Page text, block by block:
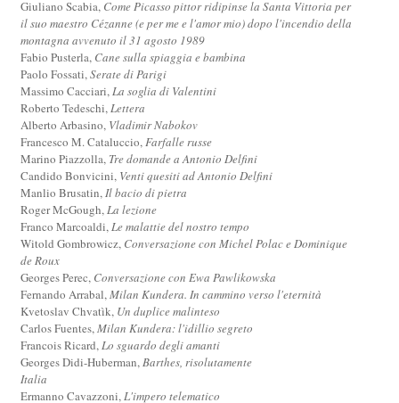
Giuliano Scabia, Come Picasso pittor ridipinse la Santa Vittoria per
il suo maestro Cézanne (e per me e l'amor mio) dopo l'incendio della
montagna avvenuto il 31 agosto 1989
Fabio Pusterla, Cane sulla spiaggia e bambina
Paolo Fossati,Serate di Parigi
Massimo Cacciari,La soglia di Valentini
Roberto Tedeschi,Lettera
Alberto Arbasino, Vladimir Nabokov
Francesco M. Cataluccio,Farfalle russe
Marino Piazzolla, Tre domande a Antonio Delfini
Candido Bonvicini, Venti quesiti ad Antonio Delfini
Manlio Brusatin,Il bacio di pietra
Roger McGough,La lezione
Franco Marcoaldi,Le malattie del nostro tempo
Witold Gombrowicz, Conversazione con Michel Polac e Dominique
de Roux
Georges Perec, Conversazione con Ewa Pawlikowska
Fernando Arrabal,Milan Kundera. In cammino verso l'eternità
Kvetoslav Chvatìk, Un duplice malinteso
Carlos Fuentes,Milan Kundera: l'idillio segreto
Francois Ricard,Lo sguardo degli amanti
Georges Didi-Huberman,Barthes, risolutamente
Italia
Ermanno Cavazzoni,L'impero telematico